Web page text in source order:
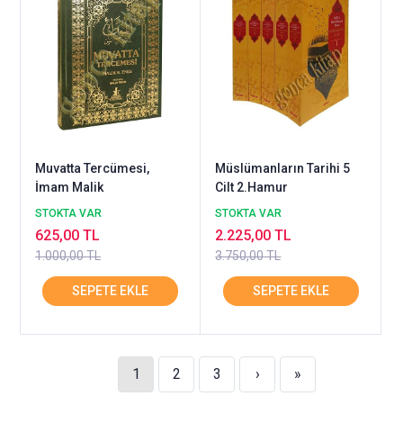
Muvatta Tercümesi,
İmam Malik
STOKTA VAR
1.000,00 TL
625,00 TL
Müslümanların Tarihi 5
Cilt 2.Hamur
STOKTA VAR
3.750,00 TL
2.225,00 TL
1 2 3 › »